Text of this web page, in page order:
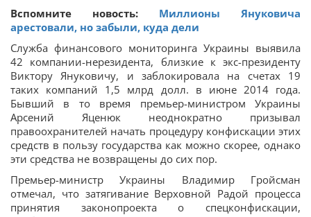
Вспомните новость: Миллионы Януковича
арестовали, но забыли, куда дели
Служба финансового мониторинга Украины выявила
42 компании-нерезидента, близкие к экс-президенту
Виктору Януковичу, и заблокировала на счетах 19
таких компаний 1,5 млрд долл. в июне 2014 года.
Бывший в то время премьер-министром Украины
Арсений Яценюк неоднократно призывал
правоохранителей начать процедуру конфискации этих
средств в пользу государства как можно скорее, однако
эти средства не возвращены до сих пор.
Премьер-министр Украины Владимир Гройсман
отмечал, что затягивание Верховной Радой процесса
принятия законопроекта о спецконфискации,